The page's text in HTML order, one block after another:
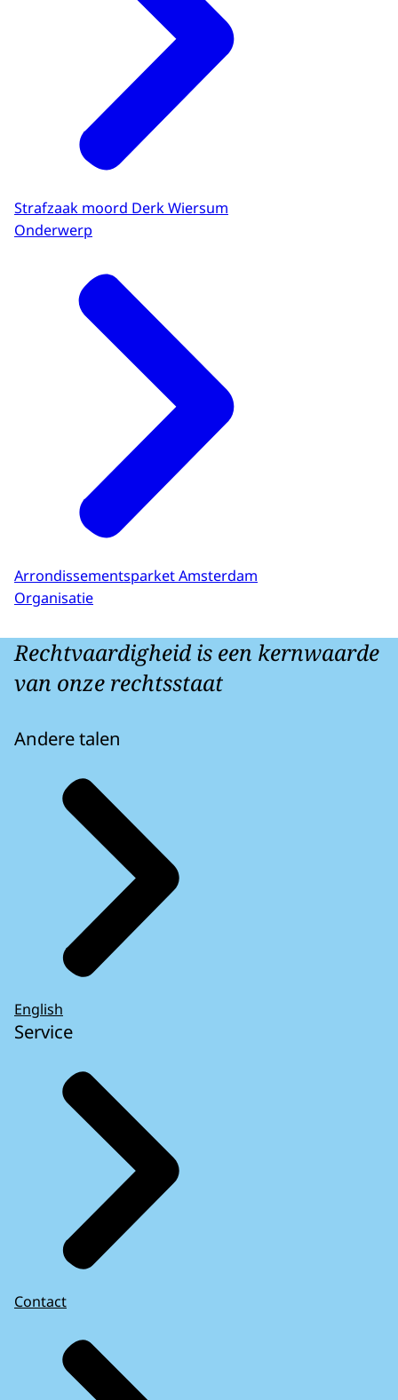
Strafzaak moord Derk Wiersum
Onderwerp
Arrondissementsparket Amsterdam
Organisatie
Rechtvaardigheid is een kernwaarde
van onze rechtsstaat
Andere talen
English
Service
Contact